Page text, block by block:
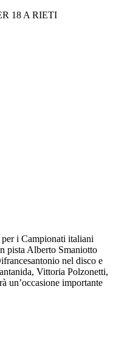
i Campionati italiani
pista Alberto Smaniotto
nel disco e
Vittoria Polzonetti,
un’occasione importante